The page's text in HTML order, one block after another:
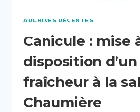
ARCHIVES RÉCENTES
Canicule : mise
disposition
fraîcheur à la
Chaumière